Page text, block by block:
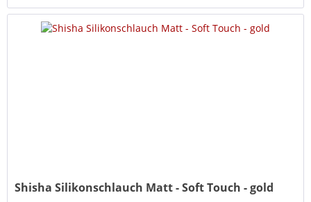
Shisha Silikonschlauch Matt - Soft Touch - gold